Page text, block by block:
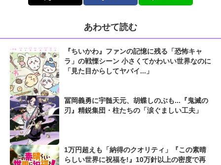
あわせて読む
『ちいかわ』ファンの記憶に残る「恐怖キャ
ラ」の戦慄シーン 小さくてかわいい世界なのに
「見た目からしてヤバイ...」
冨岡義勇に宇髄天元、胡蝶しのぶも...『鬼滅の
刃』精鋭集団・柱たちの「涙ぐましい工夫」
1万円超えも「納得のクオリティ」『この素晴
らしい世界に祝福を!』10万針以上の密度で再